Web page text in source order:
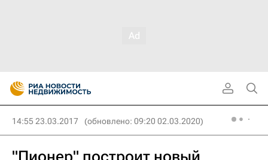
14:55 23.03.2017 (обновлено: 09:20 02.03.2020)
"Пионер" построит новый